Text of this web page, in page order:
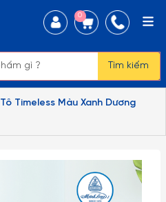
Tìm kiếm
0
Tô Timeless Màu Xanh Dương